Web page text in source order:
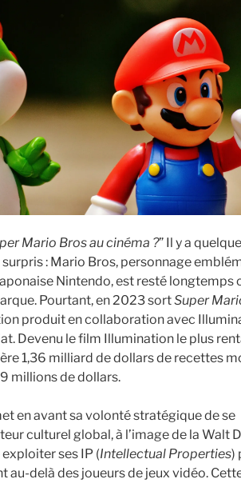
Mario Bros au cinéma ?” Il y a
: Mario Bros, personnage
Nintendo, est resté longtemps
Pourtant, en 2023 sortSuper
produit en collaboration avec
Devenu le film Illumination le plus
1,36 milliard de dollars de recettes
millions de dollars.
en avant sa volonté stratégique de se
culturel global, à l’image de la Walt
ses IP (Intellectual Properties)
au-delà des joueurs de jeux vidéo.